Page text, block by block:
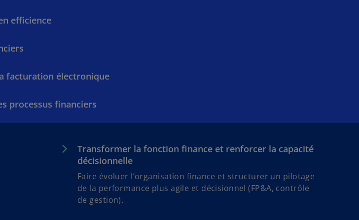
efficience
facturation électronique
processus financiers
Transformer la fonction finance et renforcer la capacité
décisionnelle
Faire évoluer l’organisation finance et structurer un pilotage
de la performance plus agile et décisionnel (FP&A, contrôle
de gestion).